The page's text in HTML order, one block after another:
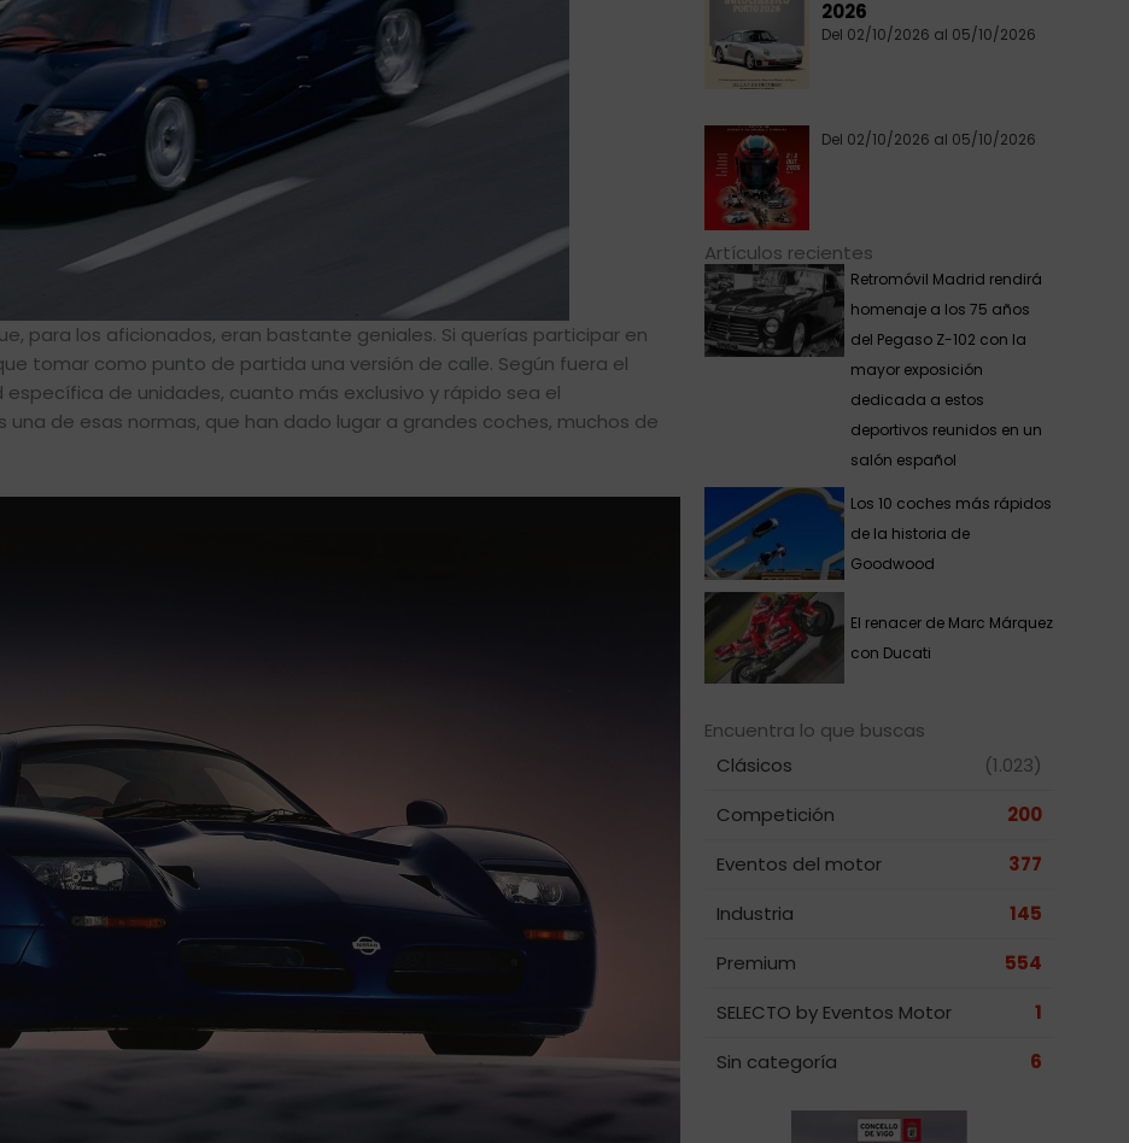
para los aficionados, eran bastante geniales. Si querías participar en
tomar como punto de partida una versión de calle. Según fuera el
de unidades, cuanto más exclusivo y rápido sea el
de esas normas, que han dado lugar a grandes coches, muchos de
2026
Del 02/10/2026 al 05/10/2026
Del 02/10/2026 al 05/10/2026
Artículos recientes
Retromóvil Madrid rendirá
homenaje a los 75 años
del Pegaso Z-102 con la
mayor exposición
dedicada a estos
deportivos reunidos en un
salón español
Los 10 coches más rápidos
de la historia de
Goodwood
El renacer de Marc Márquez
con Ducati
Encuentra lo que buscas
Clásicos
(1.023)
Competición
200
Eventos del motor
377
Industria
145
Premium
554
SELECTO by Eventos Motor
1
Sin categoría
6